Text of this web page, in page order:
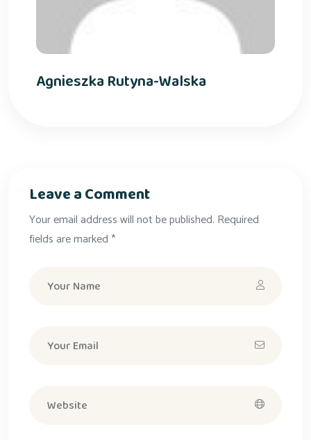
Agnieszka Rutyna-Walska
Leave a Comment
Your email address will not be published. Required
fields are marked *